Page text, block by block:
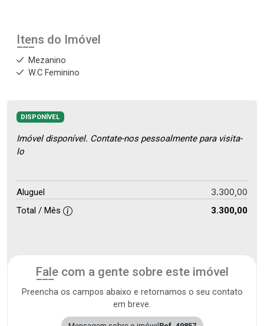
Itens do Imóvel
Mezanino
W.C Feminino
DISPONÍVEL
Imóvel disponível. Contate-nos pessoalmente para visita-
lo
Aluguel 3.300,00
Total / Mês 3.300,00
Fale com a gente sobre este imóvel
Preencha os campos abaixo e retornamos o seu contato
em breve.